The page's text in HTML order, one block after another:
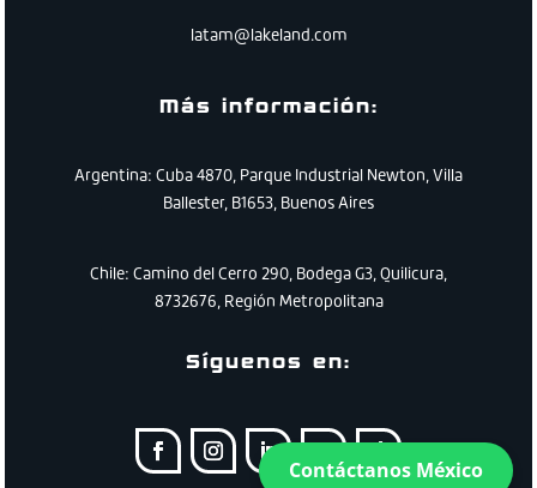
latam@lakeland.com
Más información:
Argentina: Cuba 4870, Parque Industrial Newton, Villa
Ballester, B1653, Buenos Aires
Chile: Camino del Cerro 290, Bodega G3, Quilicura,
8732676, Región Metropolitana
Síguenos en:
Contáctanos México